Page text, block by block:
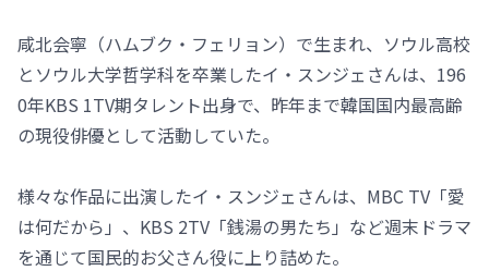
咸北会寧（ハムブク・フェリョン）で生まれ、ソウル高校
とソウル大学哲学科を卒業したイ・スンジェさんは、196
0年KBS 1TV期タレント出身で、昨年まで韓国国内最高齢
の現役俳優として活動していた。
様々な作品に出演したイ・スンジェさんは、MBC TV「愛
は何だから」、KBS 2TV「銭湯の男たち」など週末ドラマ
を通じて国民的お父さん役に上り詰めた。